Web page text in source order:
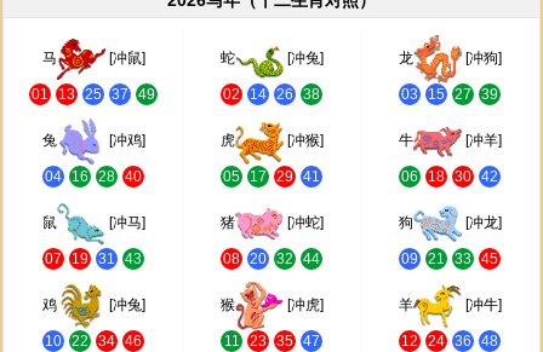
马 [冲鼠]
01 13 25 37 49
蛇 [冲兔]
02 14 26 38
龙 [冲狗]
03 15 27 39
兔 [冲鸡]
04 16 28 40
虎 [冲猴]
05 17 29 41
牛 [冲羊]
06 18 30 42
鼠 [冲马]
07 19 31 43
猪 [冲蛇]
08 20 32 44
狗 [冲龙]
09 21 33 45
鸡 [冲兔]
10 22 34 46
猴 [冲虎]
11 23 35 47
羊 [冲牛]
12 24 36 48